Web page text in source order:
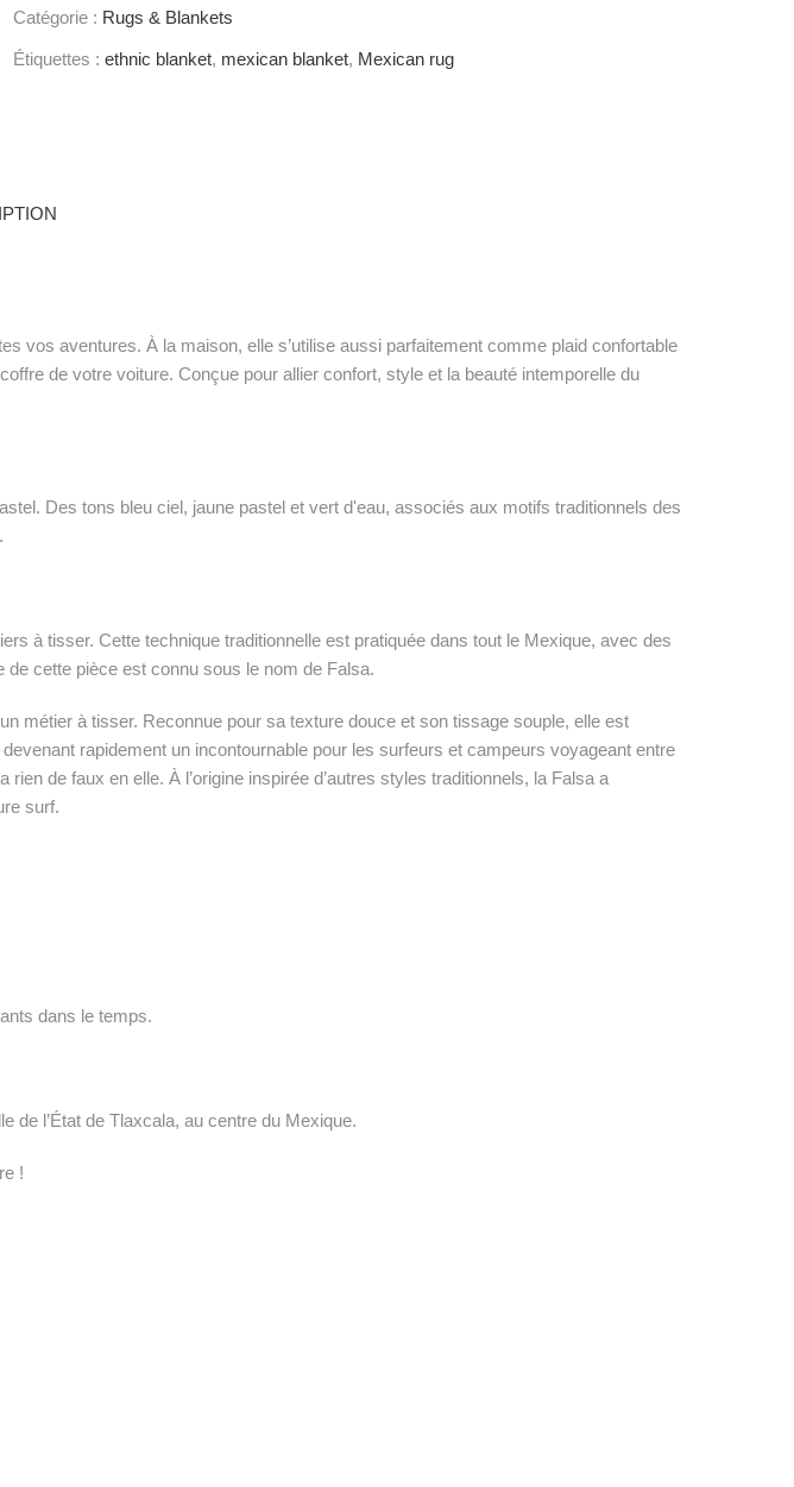
Catégorie : Rugs & Blankets
Étiquettes : ethnic blanket, mexican blanket, Mexican rug
vos aventures. À la maison, elle s’utilise aussi parfaitement comme plaid confortable
de votre voiture. Conçue pour allier confort, style et la beauté intemporelle du
Des tons bleu ciel, jaune pastel et vert d'eau, associés aux motifs traditionnels des
à tisser. Cette technique traditionnelle est pratiquée dans tout le Mexique, avec des
cette pièce est connu sous le nom de Falsa.
métier à tisser. Reconnue pour sa texture douce et son tissage souple, elle est
rapidement un incontournable pour les surfeurs et campeurs voyageant entre
de faux en elle. À l’origine inspirée d’autres styles traditionnels, la Falsa a
surf.
dans le temps.
de l’État de Tlaxcala, au centre du Mexique.
!